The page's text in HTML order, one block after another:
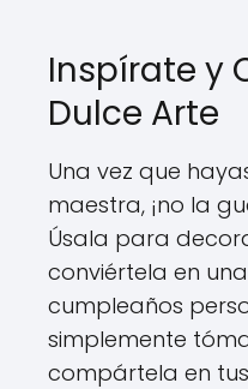
Inspírate y
Dulce Arte
Una vez que
maestra, ¡no la
Úsala para
conviértela en
cumpleaños
simplemente
compártela en tus